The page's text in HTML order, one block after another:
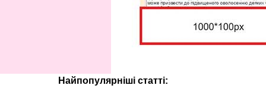
Найпопулярніші статті: